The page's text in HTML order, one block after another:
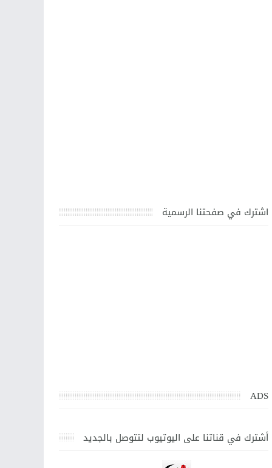
اشترك في صفحتنا الرسمية
ADS
أشترك في قناتنا على اليوتيوب لتتوصل بالجديد